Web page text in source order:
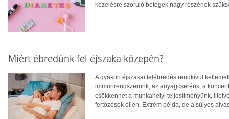
kezelésre szoruló betegek nagy részének
Miért ébredünk fel éjszaka közepén?
A gyakori éjszakai felébredés rendkívül
immunrendszerünk, az anyagcserénk, a
csökkenhet a munkahelyi teljesítményünk,
fertőzések ellen. Extrém példa, de a súlyos